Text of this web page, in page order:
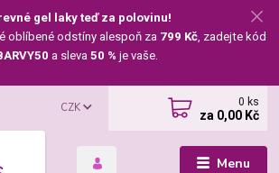
gel laky teď za polovinu!
oblíbené odstíny alespoň za 799 Kč, zadejte kód
a sleva 50 % je vaše.
Menu
CZK 0 ks
za 0,00 Kč